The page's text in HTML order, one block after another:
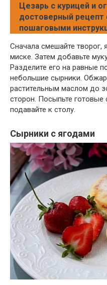
Цезарь с курицей и
достоверный рецепт
пошаговыми
Сначала смешайте творог,
миске. Затем добавьте
Разделите его на равные
небольшие сырники.
растительным маслом до
сторон. Посыпьте готовые
подавайте к столу.
Сырники с ягодами